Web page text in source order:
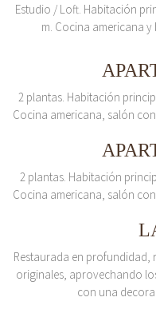
Estudio / Loft. Habitación
m. Cocina americana
2 plantas. Habitación
Cocina americana, salón
2 plantas. Habitación
Cocina americana, salón
Restaurada en profundidad,
originales, aprovechando
con una